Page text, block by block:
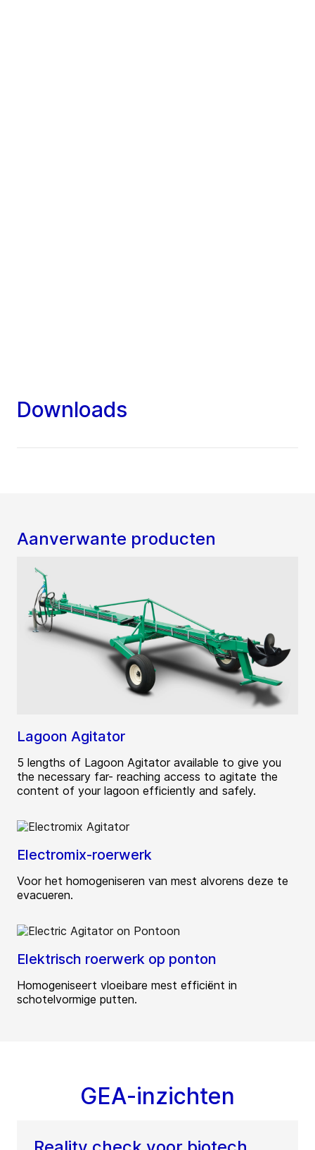
Downloads
Aanverwante producten
Lagoon Agitator
5 lengths of Lagoon Agitator available to give you
the necessary far- reaching access to agitate the
content of your lagoon efficiently and safely.
Electromix-roerwerk
Voor het homogeniseren van mest alvorens deze te
evacueren.
Elektrisch roerwerk op ponton
Homogeniseert vloeibare mest efficiënt in
schotelvormige putten.
GEA-inzichten